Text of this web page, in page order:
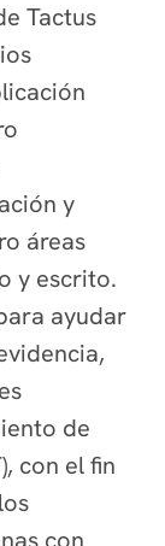
Tactus
y
áreas
y escrito.
ayudar
de
con el fin